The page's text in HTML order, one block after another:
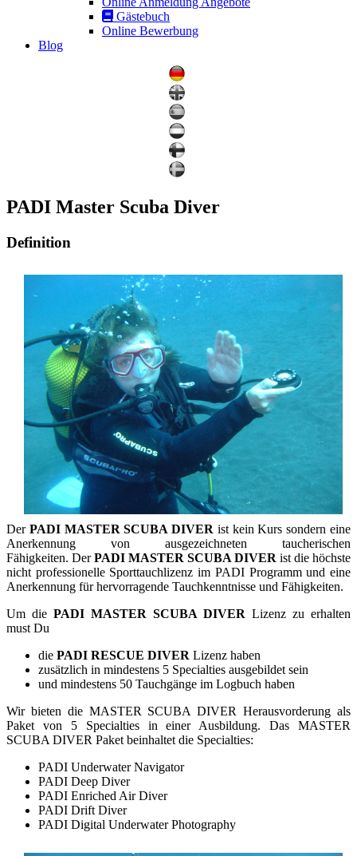
Gästebuch
Online Bewerbung
Blog
PADI Master Scuba Diver
Definition
Der PADI MASTER SCUBA DIVER ist kein Kurs sondern eine
Anerkennung von ausgezeichneten taucherischen
Fähigkeiten. DerPADI MASTER SCUBA DIVER ist die höchste
nicht professionelle Sporttauchlizenz im PADI Programm und eine
Anerkennung für hervorragende Tauchkenntnisse und Fähigkeiten.
Um die PADI MASTER SCUBA DIVER Lizenz zu erhalten
must Du
die PADI RESCUE DIVER Lizenz haben
zusätzlich in mindestens 5 Specialties ausgebildet sein
und mindestens 50 Tauchgänge im Logbuch haben
Wir bieten die MASTER SCUBA DIVER Herausvorderung als
Paket von 5 Specialties in einer Ausbildung. Das MASTER
SCUBA DIVER Paket beinhaltet die Specialties:
PADI Underwater Navigator
PADI Deep Diver
PADI Enriched Air Diver
PADI Drift Diver
PADI Digital Underwater Photography